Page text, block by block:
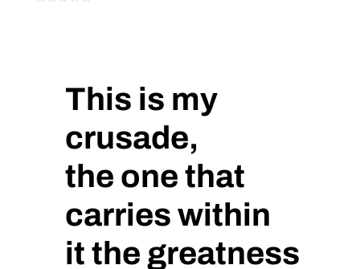
This is my
crusade,
the one that
carries within
it the greatness